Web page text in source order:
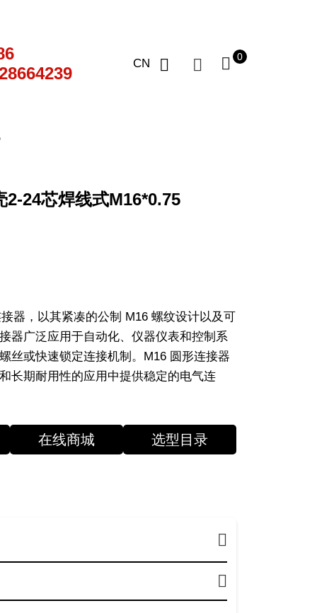
CN 0
24芯焊线式M16*0.75
器，以其紧凑的公制 M16 螺纹设计以及可
器广泛应用于自动化、仪器仪表和控制系
丝或快速锁定连接机制。M16 圆形连接器
长期耐用性的应用中提供稳定的电气连
在线商城 选型目录